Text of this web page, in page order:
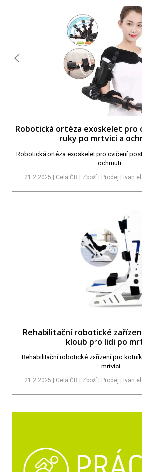
Robotická ortéza exoskelet pro
ruky po mrtvici a
Robotická ortéza exoskelet pro cvičení
ochrnuti .
21.2.2025 | Celá ČR | Zboží | Prodej | Ivan
Rehabilitační robotické
kloub pro lidi po
Rehabilitační robotické zařízení pro
mrtvici
21.2.2025 | Celá ČR | Zboží | Prodej | Ivan